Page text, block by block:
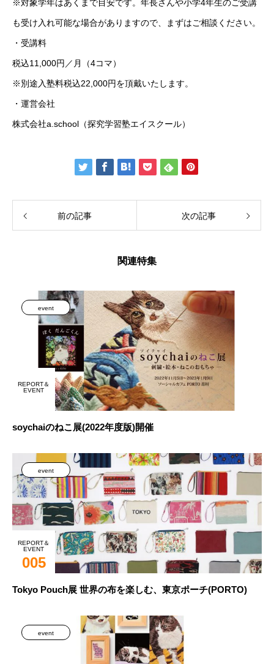
※対象学年はあくまで目安です。年長さんや小学4年生のご受講
も受け入れ可能な場合がありますので、まずはご相談ください。
・受講料
税込11,000円／月（4コマ）
※別途入塾料税込22,000円を頂戴いたします。
・運営会社
株式会社a.school（探究学習塾エイスクール）
前の記事 次の記事
関連特集
event
REPORT＆
EVENT
soychaiのねこ展(2022年度版)開催
event
REPORT＆
EVENT
005
Tokyo Pouch展 世界の布を楽しむ、東京ポーチ(PORTO)
event